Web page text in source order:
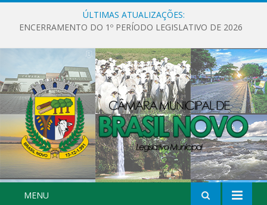
ÚLTIMAS ATUALIZAÇÕES:
ENCERRAMENTO DO 1º PERÍODO LEGISLATIVO DE 2026
MENU